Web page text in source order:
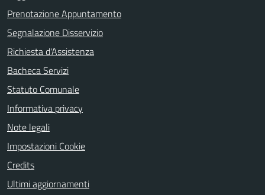
Prenotazione Appuntamento
Segnalazione Disservizio
Richiesta d'Assistenza
Bacheca Servizi
Statuto Comunale
Informativa privacy
Note legali
Impostazioni Cookie
Credits
Ultimi aggiornamenti